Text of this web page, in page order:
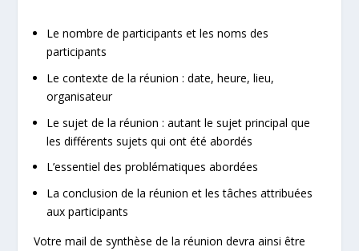
Le nombre de participants et les noms des
participants
Le contexte de la réunion : date, heure, lieu,
organisateur
Le sujet de la réunion : autant le sujet principal que
les différents sujets qui ont été abordés
L’essentiel des problématiques abordées
La conclusion de la réunion et les tâches attribuées
aux participants
Votre mail de synthèse de la réunion devra ainsi être